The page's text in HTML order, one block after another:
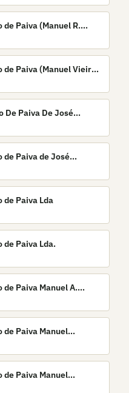
Paiva (Manuel R.
de Paiva (Manuel Vieira
De Paiva De José
de Paiva de José
de Paiva Lda
de Paiva Lda.
Paiva Manuel A.
de Paiva Manuel
de Paiva Manuel